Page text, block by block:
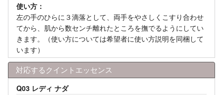
使い方：
左の手のひらに３滴落として、両手をやさしくこすり合わせ
てから、肌から数センチ離れたところを撫でるようにしてい
きます。（使い方については希望者に使い方説明を同梱して
います）
対応するクイントエッセンス
Q03 レディ ナダ